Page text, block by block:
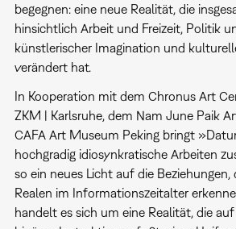
begegnen: eine neue Realität, die
hinsichtlich Arbeit und Freizeit, Politik
künstlerischer Imagination und
verändert hat.
In Kooperation mit dem Chronus Art
ZKM | Karlsruhe, dem Nam June Paik
CAFA Art Museum Peking bringt
hochgradig idiosynkratische Arbeiten
so ein neues Licht auf die Beziehungen,
Realen im Informationszeitalter
handelt es sich um eine Realität, die